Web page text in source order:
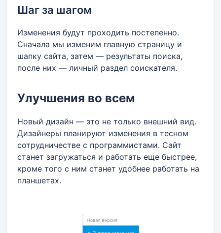
Шаг за шагом
Изменения будут проходить постепенно.
Сначала мы изменим главную страницу и
шапку сайта, затем — результаты поиска,
после них — личный раздел соискателя.
Улучшения во всем
Новый дизайн — это не только внешний вид.
Дизайнеры планируют изменения в тесном
сотрудничестве с программистами. Сайт
станет загружаться и работать еще быстрее,
кроме того с ним станет удобнее работать на
планшетах.